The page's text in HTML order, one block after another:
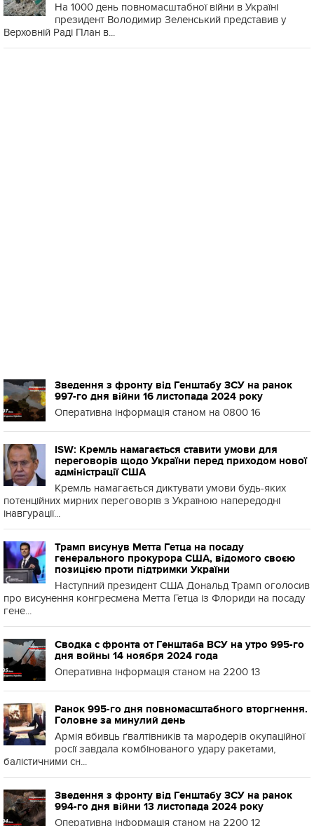
На 1000 день повномасштабної війни в Україні
президент Володимир Зеленський представив у
Верховній Раді План в...
Зведення з фронту від Генштабу ЗСУ на ранок
997-го дня війни 16 листопада 2024 року
Оперативна інформація станом на 0800 16
ISW: Кремль намагається ставити умови для
переговорів щодо України перед приходом нової
адміністрації США
Кремль намагається диктувати умови будь-яких
потенційних мирних переговорів з Україною напередодні
інавгурації...
Трамп висунув Метта Гетца на посаду
генерального прокурора США, відомого своєю
позицією проти підтримки України
Наступний президент США Дональд Трамп оголосив
про висунення конгресмена Метта Гетца із Флориди на посаду
гене...
Сводка с фронта от Генштаба ВСУ на утро 995-го
дня войны 14 ноября 2024 года
Оперативна інформація станом на 2200 13
Ранок 995-го дня повномасштабного вторгнення.
Головне за минулий день
Армія вбивць ґвалтівників та мародерів окупаційної
росії завдала комбінованого удару ракетами,
балістичними сн...
Зведення з фронту від Генштабу ЗСУ на ранок
994-го дня війни 13 листопада 2024 року
Оперативна інформація станом на 2200 12